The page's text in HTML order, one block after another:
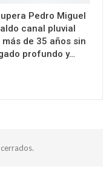
Pedro Miguel
canal pluvial
más de 35 años sin
profundo y…